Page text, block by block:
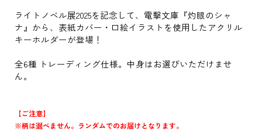
ライトノベル展2025を記念して、電撃文庫『灼眼のシャ
ナ』から、表紙カバー・口絵イラストを使用したアクリル
キーホルダーが登場！
全6種 トレーディング仕様。中身はお選びいただけませ
ん。
【ご注意】
※柄は選べません。ランダムでのお届けとなります。